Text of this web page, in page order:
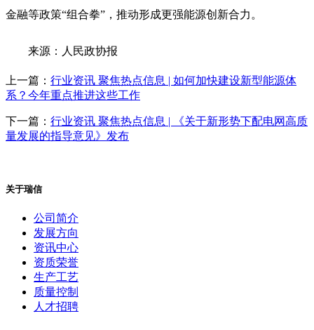
金融等政策“组合拳”，推动形成更强能源创新合力。
来源：人民政协报
上一篇： 行业资讯 聚焦热点信息 | 如何加快建设新型能源体
系？今年重点推进这些工作
下一篇： 行业资讯 聚焦热点信息 | 《关于新形势下配电网高质
量发展的指导意见》发布
关于瑞信
公司简介
发展方向
资讯中心
资质荣誉
生产工艺
质量控制
人才招聘